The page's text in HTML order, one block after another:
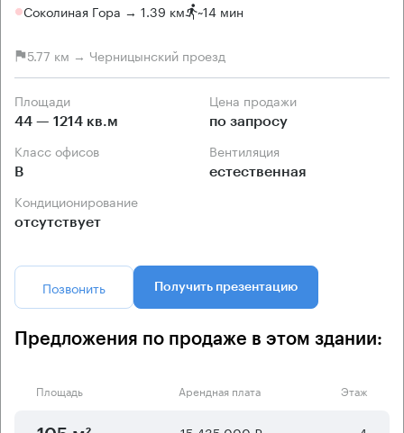
Соколиная Гора → 1.39 км ~14 мин
5.77 км → Черницынский проезд
Площади
44 — 1214 кв.м
Цена продажи
по запросу
Класс офисов
B
Вентиляция
естественная
Кондиционирование
отсутствует
Позвонить Получить презентацию
Предложения по продаже в этом здании:
Площадь Арендная плата Этаж